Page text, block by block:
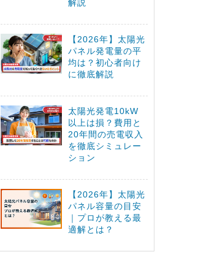
解説
【2026年】太陽光
パネル発電量の平
均は？初心者向け
に徹底解説
太陽光発電10kW
以上は損？費用と
20年間の売電収入
を徹底シミュレー
ション
【2026年】太陽光
パネル容量の目安
｜プロが教える最
適解とは？